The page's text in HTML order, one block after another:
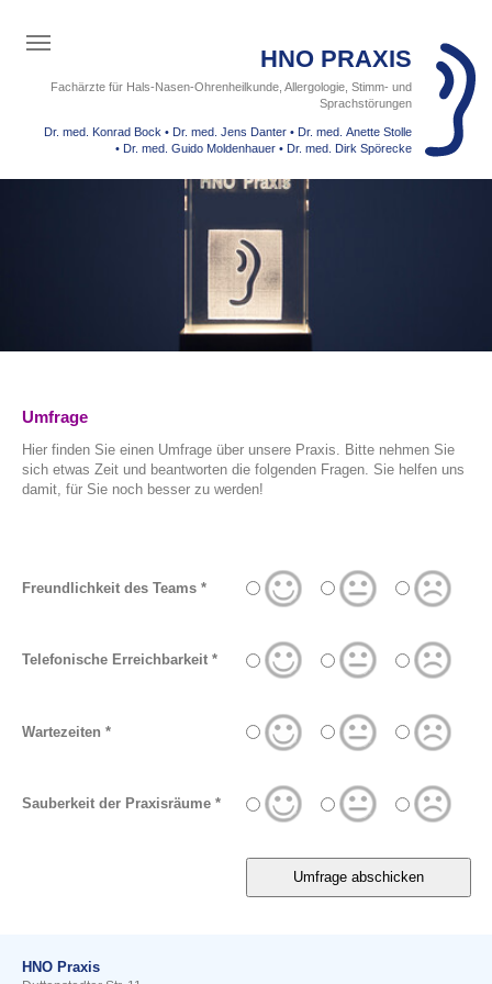
HNO PRAXIS
Fachärzte für Hals-Nasen-Ohrenheilkunde, Allergologie, Stimm- und
Sprachstörungen
Dr. med. Konrad Bock • Dr. med. Jens Danter • Dr. med. Anette Stolle
• Dr. med. Guido Moldenhauer • Dr. med. Dirk Spörecke
Toggle navigation
Umfrage
Hier finden Sie einen Umfrage über unsere Praxis. Bitte nehmen Sie
sich etwas Zeit und beantworten die folgenden Fragen. Sie helfen uns
damit, für Sie noch besser zu werden!
Freundlichkeit des Teams *
Telefonische Erreichbarkeit *
Wartezeiten *
Sauberkeit der Praxisräume *
HNO Praxis